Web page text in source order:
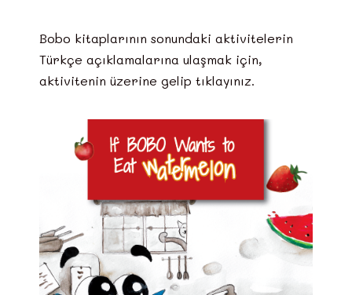
Bobo kitaplarının sonundaki aktivitelerin
Türkçe açıklamalarına ulaşmak için,
aktivitenin üzerine gelip tıklayınız.